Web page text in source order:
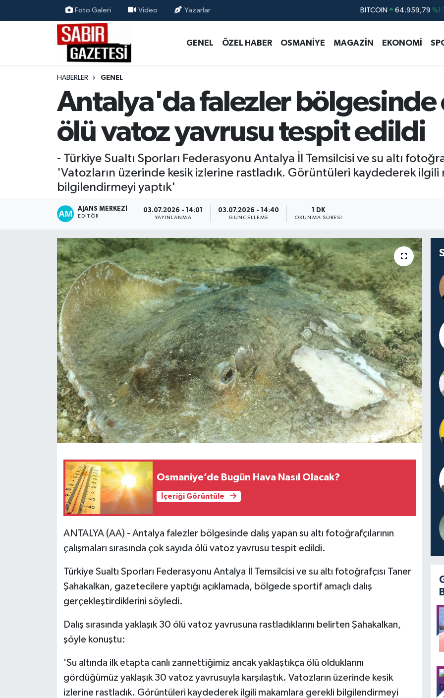
Foto Galeri Video Yazarlar DOLAR 47,7436
STERLİN 64,4811
GENEL ÖZEL HABER OSMANİYE MAGAZİN EKONOMİ
HABERLER GENEL
Antalya'da falezler bölgesinde
ölü vatoz yavrusu tespit edildi
- Türkiye Sualtı Sporları Federasyonu Antalya İl Temsilcisi ve su altı
'Vatozların üzerinde kesik izlerine rastladık. Görüntüleri kaydederek
bilgilendirmeyi yaptık'
AJANS MERKEZI
EDITÖR
03.07.2026 - 14:01
YAYINLANMA
03.07.2026 - 14:40
GÜNCELLEME
1 DK
OKUNMA SÜRESI
Osmaniye’de Bugün Hava Nasıl Olacak?
İçeriği Görüntüle
ANTALYA (AA) - Antalya falezler bölgesinde dalış yapan su altı fotoğrafçılarının
çalışmaları sırasında çok sayıda ölü vatoz yavrusu tespit edildi.
Türkiye Sualtı Sporları Federasyonu Antalya İl Temsilcisi ve su altı fotoğrafçısı Taner
Şahakalkan, gazetecilere yaptığı açıklamada, bölgede sportif amaçlı dalış
gerçekleştirdiklerini söyledi.
Dalış sırasında yaklaşık 30 ölü vatoz yavrusuna rastladıklarını belirten Şahakalkan,
şöyle konuştu:
'Su altında ilk etapta canlı zannettiğimiz ancak yaklaştıkça ölü olduklarını
gördüğümüz yaklaşık 30 vatoz yavrusuyla karşılaştık. Vatozların üzerinde kesik
izlerine rastladık. Görüntüleri kaydederek ilgili makamlara gerekli bilgilendirmeyi
ÖZEL HABER
MAGAZİN
EKONOMİ
RESMİ İLANLAR
Osmaniye Nöbetçi Eczaneler
Osmaniye Hava Durumu
Süper Lig Puan Durumu ve Fikstür
Tüm Manşetler
Son Dakika Haberleri
Haber Arşivi